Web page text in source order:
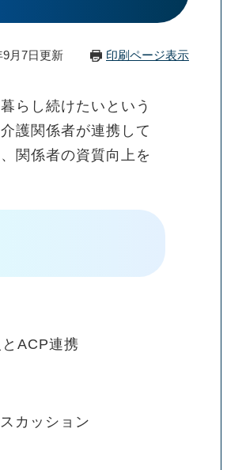
月7日更新 印刷ページ表示
らし続けたいという
護関係者が連携して
関係者の資質向上を
ACP連携
カッション